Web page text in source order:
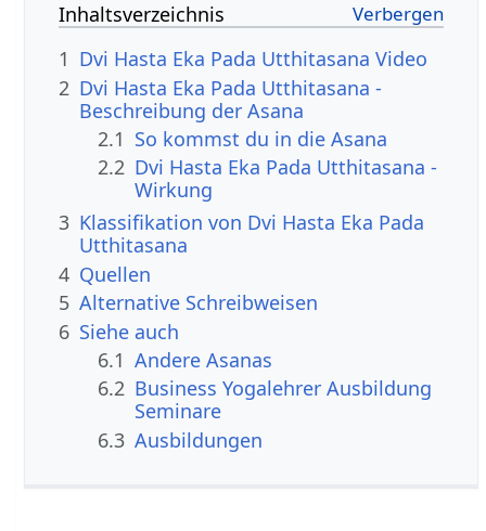
Inhaltsverzeichnis
1 Dvi Hasta Eka Pada Utthitasana Video
2 Dvi Hasta Eka Pada Utthitasana -
Beschreibung der Asana
2.1 So kommst du in die Asana
2.2 Dvi Hasta Eka Pada Utthitasana -
Wirkung
3 Klassifikation von Dvi Hasta Eka Pada
Utthitasana
4 Quellen
5 Alternative Schreibweisen
6 Siehe auch
6.1 Andere Asanas
6.2 Business Yogalehrer Ausbildung
Seminare
6.3 Ausbildungen